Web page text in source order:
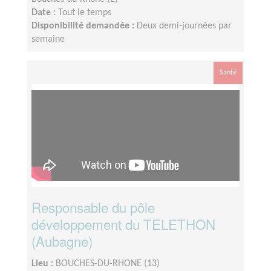
Date :
Tout le temps
Disponibilité demandée : Deux demi-journées par
semaine
Santé
Responsable du pôle
développement du TELETHON
(Aubagne)
Lieu : BOUCHES-DU-RHONE (13)